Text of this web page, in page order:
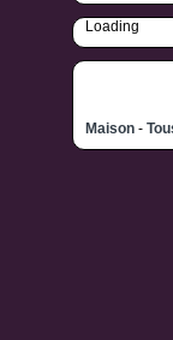
Loading
Maison -